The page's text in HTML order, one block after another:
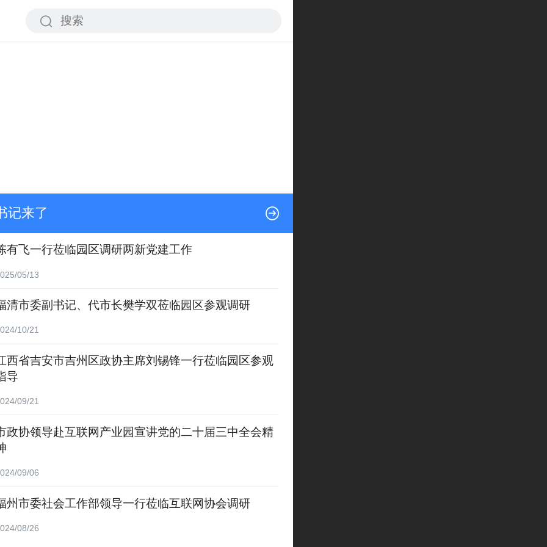
记来了
有飞一行莅临园区调研两新党建工作
05/13
清市委副书记、代市长樊学双莅临园区参观调研
10/21
西省吉安市吉州区政协主席刘锡锋一行莅临园区参观
导
09/21
政协领导赴互联网产业园宣讲党的二十届三中全会精
09/06
州市委社会工作部领导一行莅临互联网协会调研
08/26